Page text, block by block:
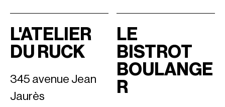
L'ATELIER
DU RUCK
345 avenue Jean
Jaurès
LE
BISTROT
BOULANGE
R